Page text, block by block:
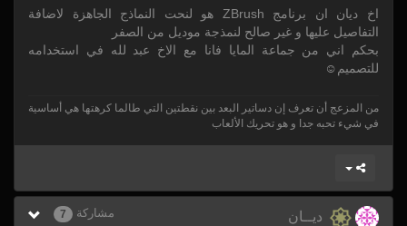
اخ ديان ان برنامج ZBrush هو لنحت النماذج الجاهزة لاضافة
التفاصيل عليها و غير صالح لنمذجة موديل من الصفر
بحكم اني من جماعة المايا فانا مع الاخ عبد لله في استخدامه
للتصميم☺
من المزعج أن تعرف إن دساتير البعد بين نقطتين التي طالما كرهتها هي أساسية
في شيء تحبه جدا و هو تحريك الألعاب
ديــان مشاركة 7